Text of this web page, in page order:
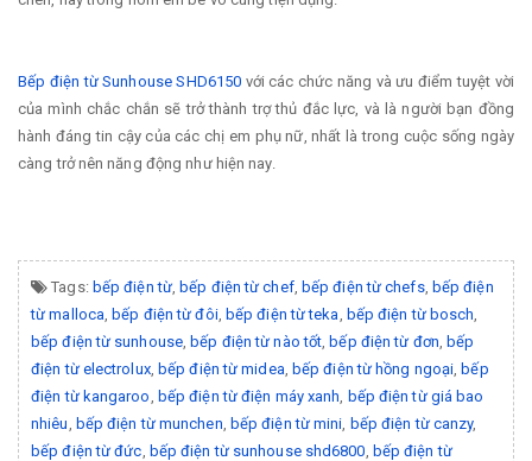
Bếp điện từ Sunhouse SHD6150 với các chức năng và ưu điểm tuyệt vời
của mình chắc chắn sẽ trở thành trợ thủ đắc lực, và là người bạn đồng
hành đáng tin cậy của các chị em phụ nữ, nhất là trong cuộc sống ngày
càng trở nên năng động như hiện nay.
Tags: bếp điện từ, bếp điện từ chef, bếp điện từ chefs, bếp điện
từ malloca bếp điện từ đôi, bếp điện từ teka bếp điện từ bosch
bếp điện từ sunhouse bếp điện từ nào tốt bếp điện từ đơn bếp
điện từ electrolux, bếp điện từ midea bếp điện từ hồng ngoại bếp
điện từ kangaroo
bếp điện từ điện máy xanh
bếp điện từ giá bao
nhiêu
bếp điện từ munchen bếp điện từ mini bếp điện từ canzy,
bếp điện từ đức bếp điện từ sunhouse shd6800 bếp điện từ